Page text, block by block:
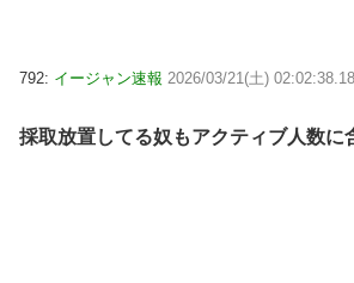
792: イージャン速報 2026/03/21(土) 02:02:38.18
採取放置してる奴もアクティブ人数に